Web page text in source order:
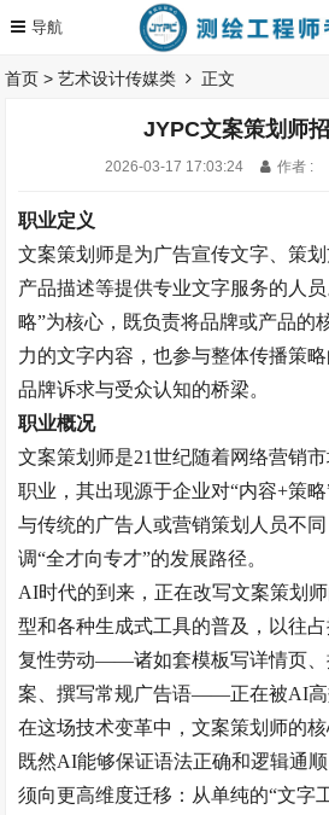
首页 >艺术设计传媒类 正文
JYPC文案策划师
2026-03-17 17:03:24 作者 :
职业定义
文案策划师是为广告宣传文字、策划
产品描述等提供专业文字服务的人
略”为核心，既负责将品牌或产品的
力的文字内容，也参与整体传播策
品牌诉求与受众认知的桥梁。
职业概况
文案策划师是21世纪随着网络营销
职业，其出现源于企业对“内容+策略
与传统的广告人或营销策划人员不
调“全才向专才”的发展路径。
AI时代的到来，正在改写文案策划
型和各种生成式工具的普及，以往
复性劳动——诸如套模板写详情页、
案、撰写常规广告语——正在被AI高
在这场技术变革中，文案策划师的核
既然AI能够保证语法正确和逻辑通
须向更高维度迁移：从单纯的“文字